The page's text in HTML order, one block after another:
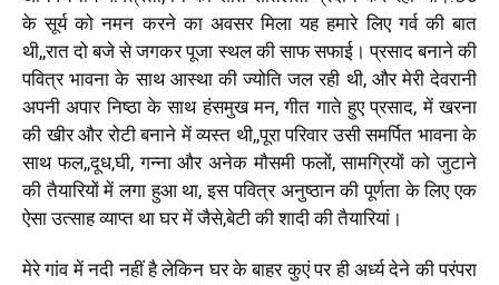
के सूर्य को नमन करने का अवसर मिला यह हमारे लिए गर्व की बात
थी,,रात दो बजे से जगकर पूजा स्थल की साफ सफाई। प्रसाद बनाने की
पवित्र भावना के साथ आस्था की ज्योति जल रही थी, और मेरी देवरानी
अपनी अपार निष्ठा के साथ हंसमुख मन, गीत गाते हुए प्रसाद, में खरना
की खीर और रोटी बनाने में व्यस्त थी,,पूरा परिवार उसी समर्पित भावना के
साथ फल,,दूध,घी, गन्ना और अनेक मौसमी फलों, सामग्रियों को जुटाने
की तैयारियों में लगा हुआ था, इस पवित्र अनुष्ठान की पूर्णता के लिए एक
ऐसा उत्साह व्याप्त था घर में जैसे,बेटी की शादी की तैयारियां।
मेरे गांव में नदी नहीं है लेकिन घर के बाहर कुएं पर ही अर्ध्य देने की परंपरा